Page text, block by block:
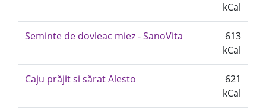
kCal
Seminte de dovleac miez - SanoVita
613
kCal
Caju prăjit si sărat Alesto
621
kCal